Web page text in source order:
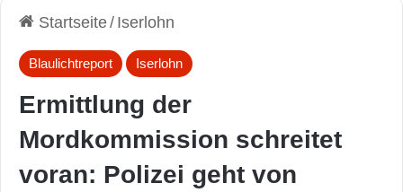
Startseite/ Iserlohn
Blaulichtreport Iserlohn
Ermittlung der
Mordkommission schreitet
voran: Polizei geht von